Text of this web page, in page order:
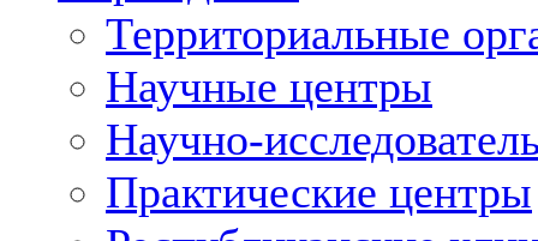
Территориальные
Научные центры
Научно-
Практические центры